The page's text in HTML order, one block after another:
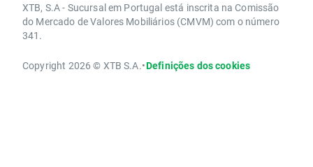
XTB, S.A - Sucursal em Portugal está inscrita na Comissão
do Mercado de Valores Mobiliários (CMVM) com o número
341.
Copyright 2026 © XTB S.A.•Definições dos cookies